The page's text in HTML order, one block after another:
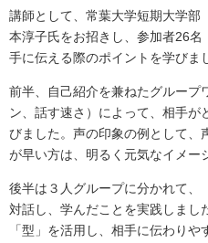
講師として、常葉大学短期大学
本淳子氏をお招きし、参加者26
手に伝える際のポイントを学びま
前半、自己紹介を兼ねたグループ
ン、話す速さ）によって、相手
びました。声の印象の例として、
が早い方は、明るく元気なイメー
後半は３人グループに分かれて、
対話し、学んだことを実践しまし
「型」を活用し、相手に伝わり